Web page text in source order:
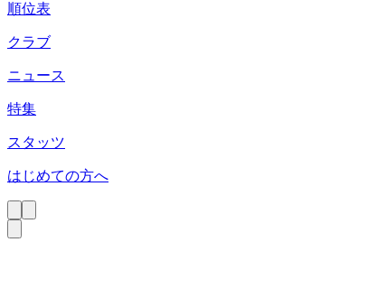
順位表
クラブ
ニュース
特集
スタッツ
はじめての方へ